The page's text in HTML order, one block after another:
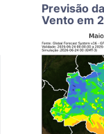
Previsão
Vento em